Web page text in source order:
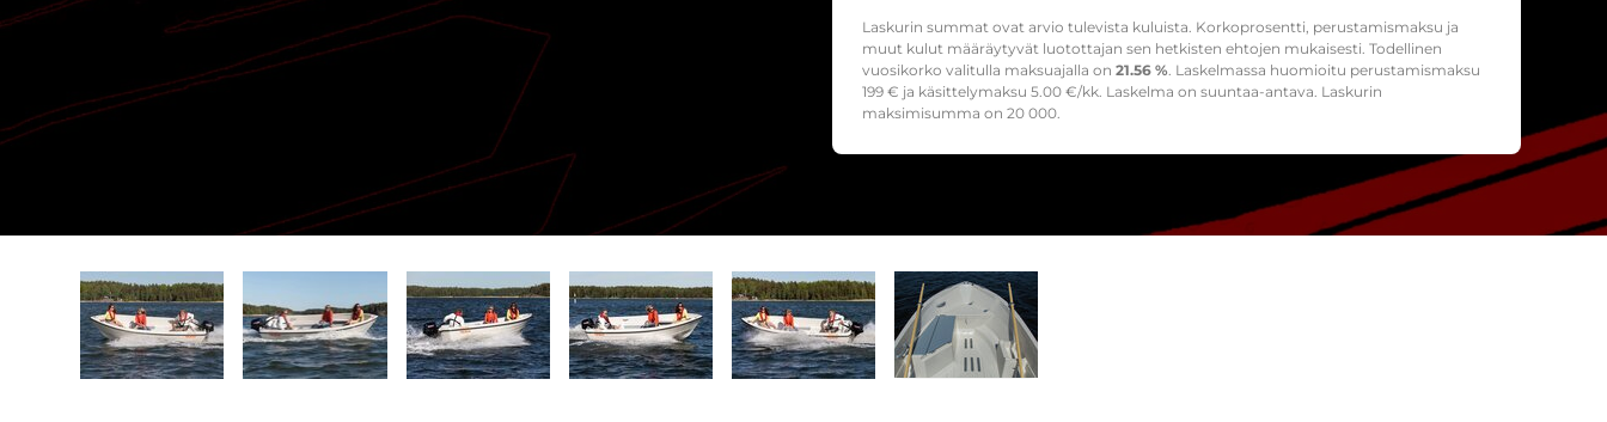
Laskurin summat ovat arvio tulevista kuluista. Korkoprosentti, perustamismaksu ja
muut kulut määräytyvät luotottajan sen hetkisten ehtojen mukaisesti. Todellinen
vuosikorko valitulla maksuajalla on 21.56 % . Laskelmassa huomioitu perustamismaksu
199 € ja käsittelymaksu 5.00 €/kk. Laskelma on suuntaa-antava. Laskurin
maksimisumma on 20 000.